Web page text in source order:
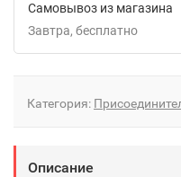
Самовывоз из магазина
Завтра
Бесплатно
Категория:
Описание